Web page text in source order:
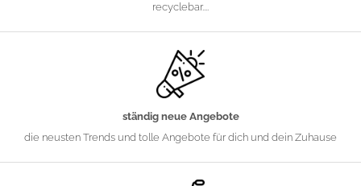
recyclebar....
ständig neue Angebote
die neusten Trends und tolle Angebote für dich und dein Zuhause